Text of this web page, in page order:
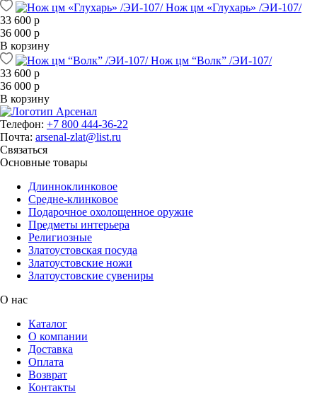
Нож цм «Глухарь» /ЭИ-107/
33 600 р
36 000 р
В корзину
Нож цм “Волк” /ЭИ-107/
33 600 р
36 000 р
В корзину
Телефон: +7 800 444-36-22
Почта: arsenal-zlat@list.ru
Связаться
Основные товары
Длинноклинковое
Средне-клинковое
Подарочное охолощенное оружие
Предметы интерьера
Религиозные
Златоустовская посуда
Златоустовские ножи
Златоустовские сувениры
О нас
Каталог
О компании
Доставка
Оплата
Возврат
Контакты